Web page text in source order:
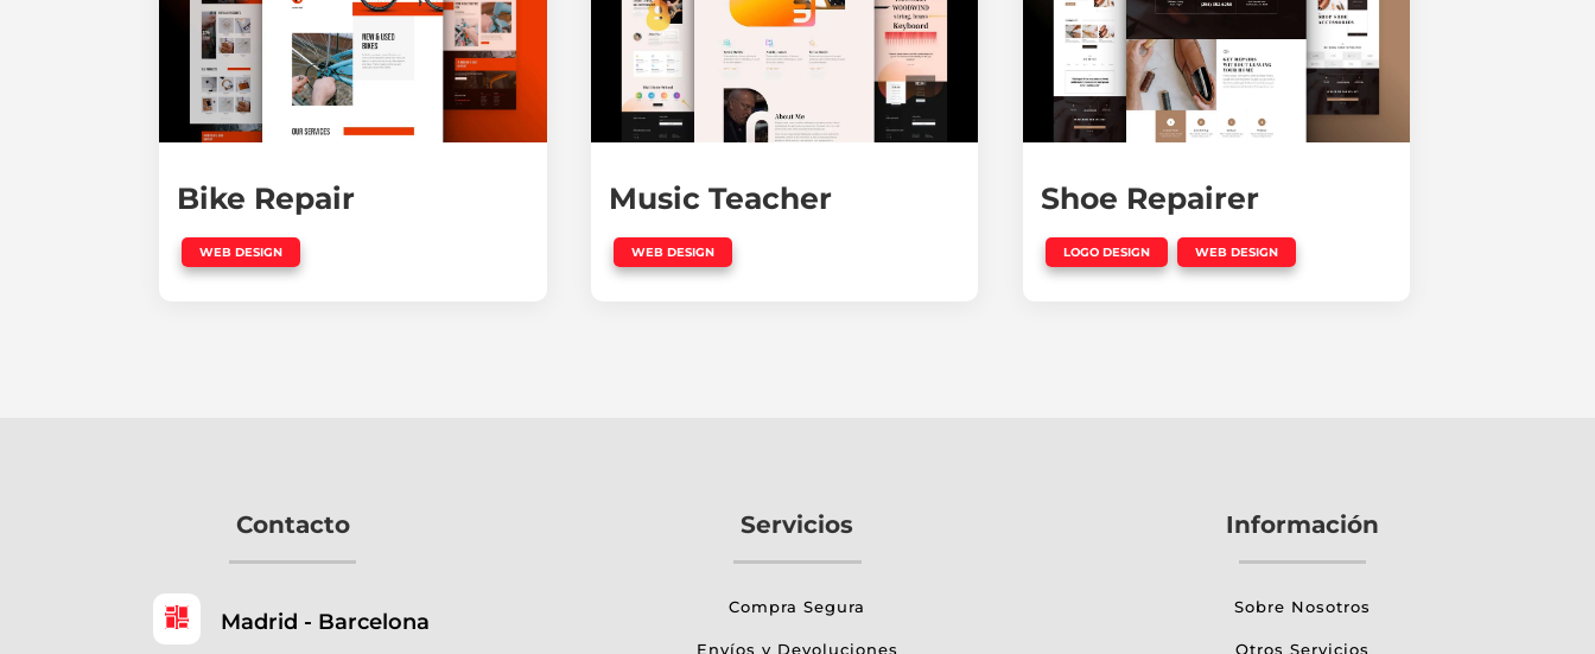
Bike Repair
WEB DESIGN
Music Teacher
WEB DESIGN
Shoe Repairer
LOGO DESIGN
,
WEB DESIGN
Contacto
Madrid - Barcelona
Servicios
Compra Segura
Envíos y Devoluciones
Información
Sobre Nosotros
Otros Servicios